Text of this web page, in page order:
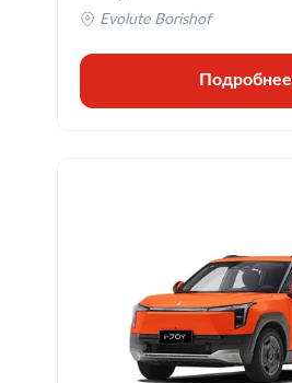
Evolute Borishof
Подробнее